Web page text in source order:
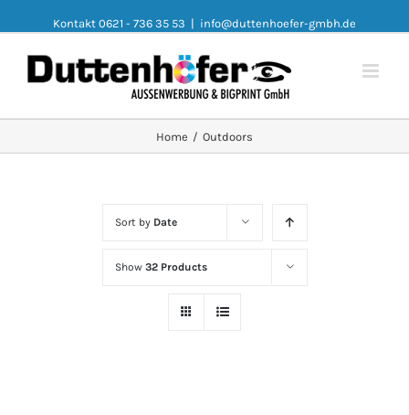
Kontakt 0621 - 736 35 53 | info@duttenhoefer-gmbh.de
Home / Outdoors
Sort by Date
Show 32 Products